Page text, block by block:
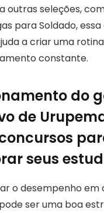
outras seleções,
para Soldado,
a criar uma
constante.
do
de
seus
o desempenho em
ser uma boa